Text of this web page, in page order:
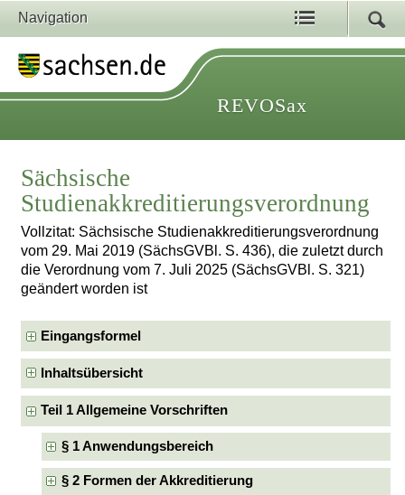
Navigation
REVOSax
Sächsische
Studienakkreditierungsverordnung
Vollzitat: Sächsische Studienakkreditierungsverordnung
vom 29. Mai 2019 (SächsGVBl. S. 436), die zuletzt durch
die Verordnung vom 7. Juli 2025 (SächsGVBl. S. 321)
geändert worden ist
Eingangsformel
Inhaltsübersicht
Teil 1 Allgemeine Vorschriften
§ 1 Anwendungsbereich
§ 2 Formen der Akkreditierung